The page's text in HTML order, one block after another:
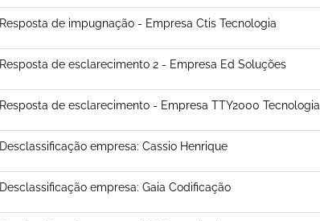
Resposta de impugnação - Empresa Ctis Tecnologia
Resposta de esclarecimento 2 - Empresa Ed Soluções
Resposta de esclarecimento - Empresa TTY2000 Tecnologia
Desclassificação empresa: Cassio Henrique
Desclassificação empresa: Gaia Codificação